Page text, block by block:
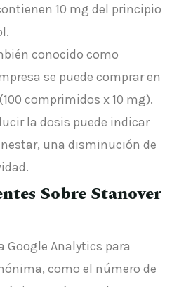
10 mg del principio
conocido como
se puede comprar en
comprimidos x 10 mg).
la dosis puede indicar
una disminución de
Sobre Stanover
Analytics para
como el número de